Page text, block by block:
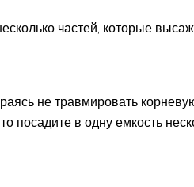
частей, которые
не травмировать
посадите в одну емкость